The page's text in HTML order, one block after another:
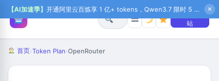
【AI加速季】 开通阿里云百炼享 1 亿+ tokens，Qwen3.7 限时 5 折起，秒悟新注送 1 万积分，加入 OPC 赢百万助力金，QoderWork CN 首月 0 元 ✕
☰
+ 提交网
站
首页›Token Plan›OpenRouter